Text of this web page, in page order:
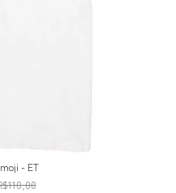
- ET